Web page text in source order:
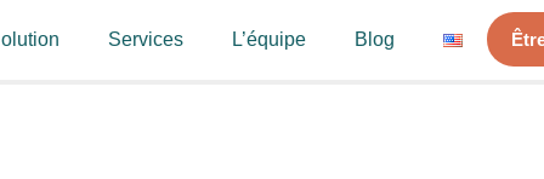
Services L’équipe Blog